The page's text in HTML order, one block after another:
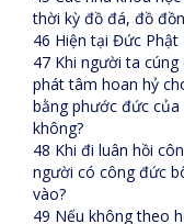
thời kỳ đồ đá, đồ
46 Hiện tại Đức
47 Khi người ta
phát tâm hoan hỷ
bằng phước đức
không?
48 Khi đi luân hồi
người có công đức
vào?
49 Nếu không theo